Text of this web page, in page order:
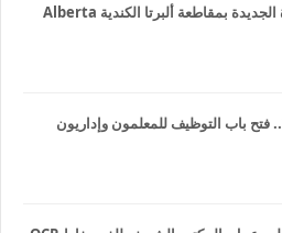
استمارة الهجرة الجديدة بمقاطعة ألبرتا الكندية Alberta
السعودية 2026.. فتح باب التوظيف للمعلمون وإداريون